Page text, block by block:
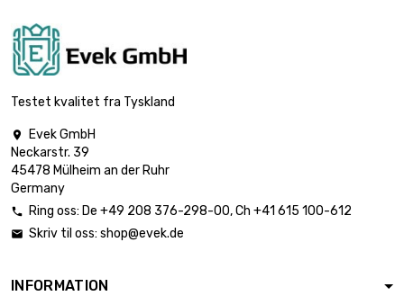
Testet kvalitet fra Tyskland

Evek GmbH
Neckarstr. 39
45478 Mülheim an der Ruhr
Germany
 Ring oss: De +49 208 376-298-00, Ch +41 615 100-612
 Skriv til oss: shop@evek.de
INFORMATION